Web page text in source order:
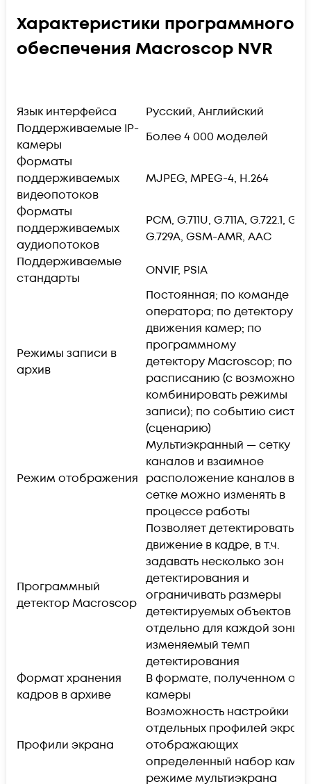
Характеристики программного
обеспечения Macroscop NVR
Язык интерфейса
Русский, Английский
Поддерживаемые IP-
камеры
Более 4 000 моделей
Форматы
поддерживаемых
видеопотоков
MJPEG, MPEG-4, H.264
Форматы
поддерживаемых
аудиопотоков
PCM, G.711U, G.711A, G.722.1,
G.729A, GSM-AMR, AAC
Поддерживаемые
стандарты
ONVIF, PSIA
Режимы записи в
архив
Постоянная; по команде
оператора; по детектору
движения камер; по
программному
детектору Macroscop; по
расписанию (с
комбинировать режимы
записи); по событию
(сценарию)
Режим отображения
Мультиэкранный — сетку
каналов и взаимное
расположение каналов в
сетке можно изменять в
процессе работы
Программный
детектор Macroscop
Позволяет детектировать
движение в кадре, в т.ч.
задавать несколько зон
детектирования и
ограничивать размеры
детектируемых объектов
отдельно для каждой зоны;
изменяемый темп
детектирования
Формат хранения
кадров в архиве
В формате, полученном от
камеры
Профили экрана
Возможность настройки
отдельных профилей
отображающих
определенный набор
режиме мультиэкрана